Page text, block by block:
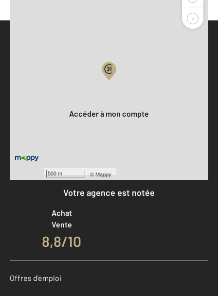
-
500 m ©Mappy
Accéder à mon compte
Votre agence est notée
Achat
Vente
8,8/10
Offres d'emploi